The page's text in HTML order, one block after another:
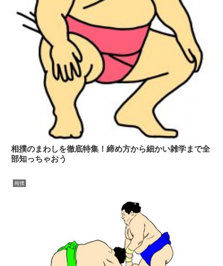
相撲のまわしを徹底特集！締め方から細かい雑学まで全
部知っちゃおう
相撲